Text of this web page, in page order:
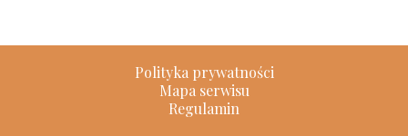
Polityka prywatności
Mapa serwisu
Regulamin